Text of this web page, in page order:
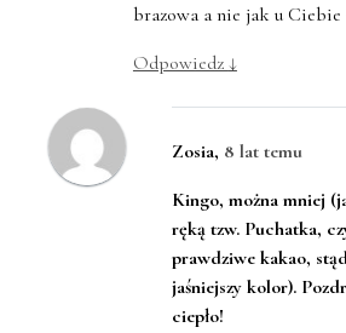
brazowa a nie jak u
Odpowiedz ↓
Zosia, 8 lat temu
Kingo, można mniej
ręką tzw. Puchatka,
prawdziwe kakao,
jaśniejszy kolor).
ciepło!